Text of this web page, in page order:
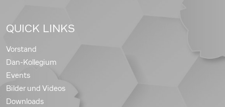
QUICK LINKS
Vorstand
Dan-Kollegium
Events
Bilder und Videos
Downloads